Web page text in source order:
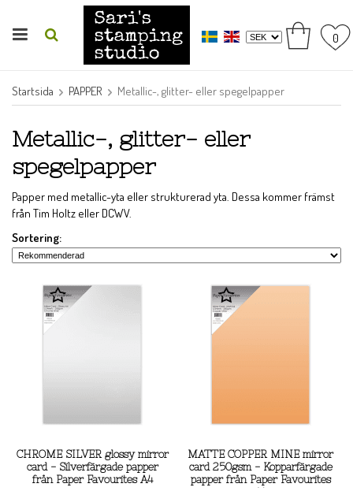
0
Startsida PAPPER Metallic-, glitter- eller spegelpapper
Metallic-, glitter- eller
spegelpapper
Papper med metallic-yta eller strukturerad yta. Dessa kommer främst
från Tim Holtz eller DCWV.
Sortering:
CHROME SILVER glossy mirror
card - Silverfärgade papper
från Paper Favourites A4
MATTE COPPER MINE mirror
card 250gsm - Kopparfärgade
papper från Paper Favourites